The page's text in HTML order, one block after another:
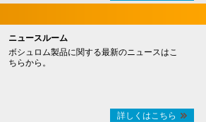
ニュースルーム
ボシュロム製品に関する最新のニュースはこ
ちらから。
詳しくはこちら